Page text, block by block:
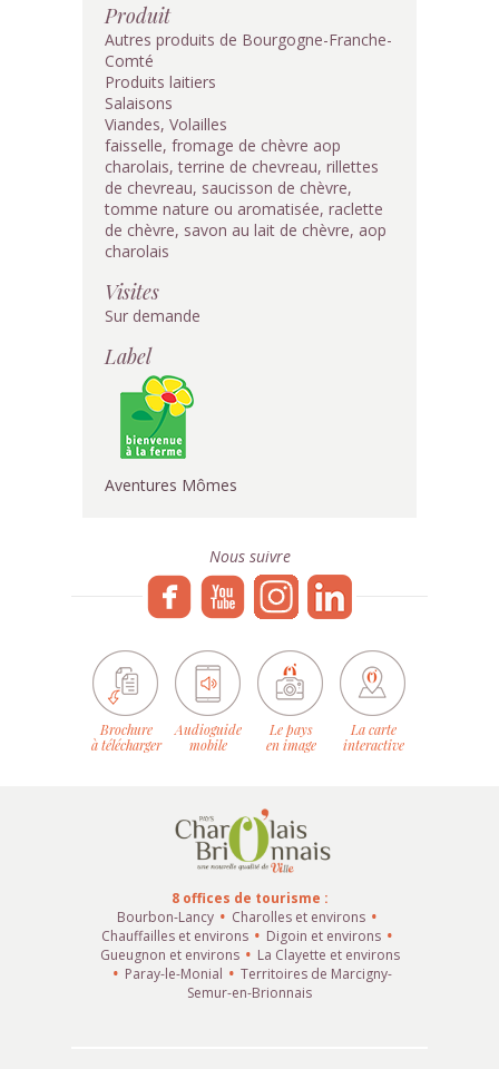
Produit
Autres produits de Bourgogne-Franche-
Comté
Produits laitiers
Salaisons
Viandes, Volailles
faisselle, fromage de chèvre aop
charolais, terrine de chevreau, rillettes
de chevreau, saucisson de chèvre,
tomme nature ou aromatisée, raclette
de chèvre, savon au lait de chèvre, aop
charolais
Visites
Sur demande
Label
Aventures Mômes
Nous suivre
Brochure
à télécharger
Audioguide
mobile
Le pays
en image
La carte
interactive
8 offices de tourisme :
Bourbon-Lancy
Charolles et environs
Chauffailles et environs
Digoin et environs
Gueugnon et environs
La Clayette et environs
Paray-le-Monial
Territoires de Marcigny-
Semur-en-Brionnais